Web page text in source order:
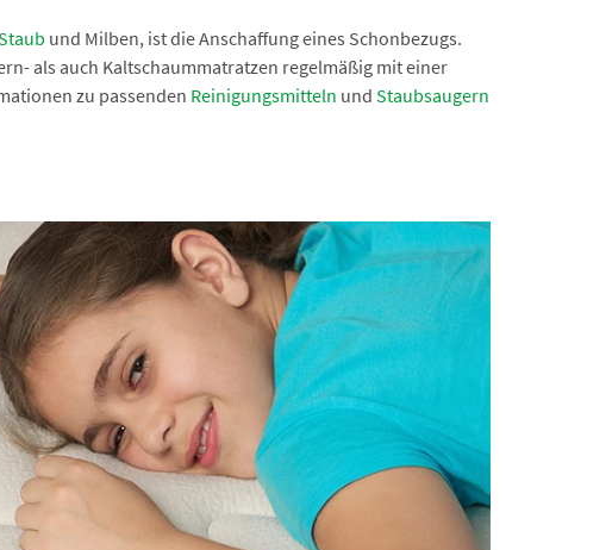
und Milben, ist die Anschaffung eines Schonbezugs.
als auch Kaltschaummatratzen regelmäßig mit einer
zu passenden Reinigungsmitteln und Staubsaugern